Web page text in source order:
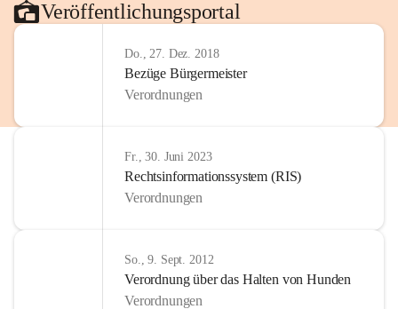
Veröffentlichungsportal
Do., 27. Dez. 2018
Bezüge Bürgermeister
Verordnungen
Fr., 30. Juni 2023
Rechtsinformationssystem (RIS)
Verordnungen
So., 9. Sept. 2012
Verordnung über das Halten von Hunden
Verordnungen